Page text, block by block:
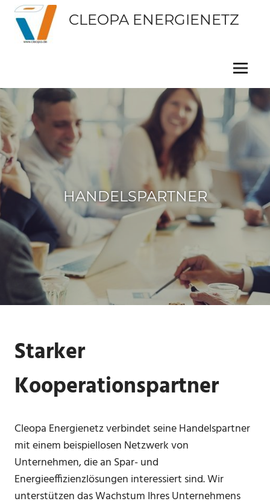
CLEOPA ENERGIENETZ
HANDELSPARTNER
Starker
Kooperationspartner
Cleopa Energienetz verbindet seine Handelspartner
mit einem beispiellosen Netzwerk von
Unternehmen, die an Spar- und
Energieeffizienzlösungen interessiert sind.Wir
unterstützen das Wachstum Ihres Unternehmens